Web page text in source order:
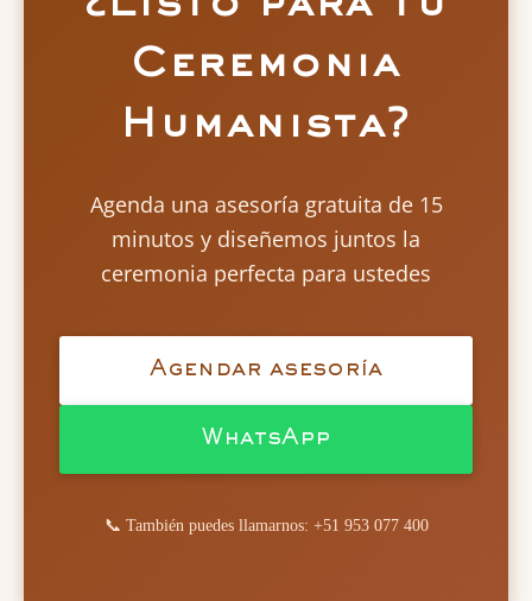
Ceremonia
Humanista?
Agenda una asesoría gratuita de 15
minutos y diseñemos juntos la
ceremonia perfecta para ustedes
Agendar asesoría
WhatsApp
📞 También puedes llamarnos: +51 953 077 400